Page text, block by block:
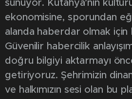
sunuyor. Kütahya’nın
ekonomisine, sporundan
alanda haberdar olmak için
Güvenilir habercilik
doğru bilgiyi aktarmayı
getiriyoruz. Şehrimizin
ve halkımızın sesi olan bu